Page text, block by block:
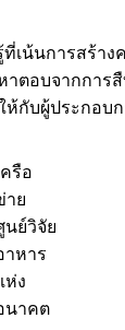
ที่เน้นการสร้า
อบจากกา
กับผู้ประกอบก
ครือ
าย
นย์วิจัย
าหาร
ห่ง
นาคต